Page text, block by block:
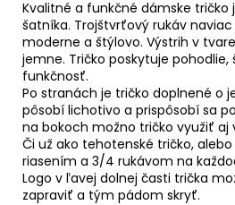
Kvalitné a funkčné dámske tričko
šatníka. Trojštvrťový rukáv
moderne a štýlovo. Výstrih v
jemne. Tričko poskytuje
funkčnosť.
Po stranách je tričko doplnené o
pôsobí lichotivo a prispôsobí sa
na bokoch možno tričko využiť
Či už ako tehotenské tričko,
riasením a 3/4 rukávom na
Logo v ľavej dolnej časti trička
zapraviť a tým pádom skryť.